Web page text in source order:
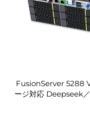
FusionServer 5288
ージ対応 Deepseek